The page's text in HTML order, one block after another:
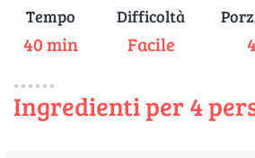
Tempo
40 min
Difficoltà
Facile 4
Ingredienti per 4